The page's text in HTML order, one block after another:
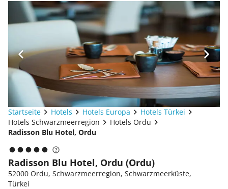
Startseite Hotels Hotels Europa
Hotels Türkei
Hotels Schwarzmeerregion
Hotels Ordu
Radisson Blu Hotel, Ordu
Radisson Blu Hotel, Ordu (Ordu)
52000 Ordu, Schwarzmeerregion, Schwarzmeerküste,
Türkei